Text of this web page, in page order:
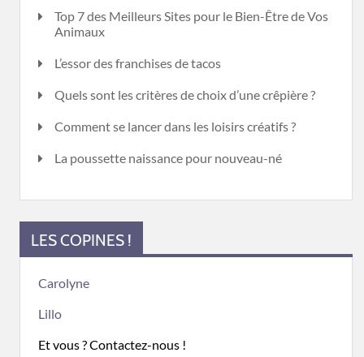
Top 7 des Meilleurs Sites pour le Bien-Être de Vos
Animaux
L’essor des franchises de tacos
Quels sont les critères de choix d’une crêpière ?
Comment se lancer dans les loisirs créatifs ?
La poussette naissance pour nouveau-né
LES COPINES !
Carolyne
Lillo
Et vous ? Contactez-nous !